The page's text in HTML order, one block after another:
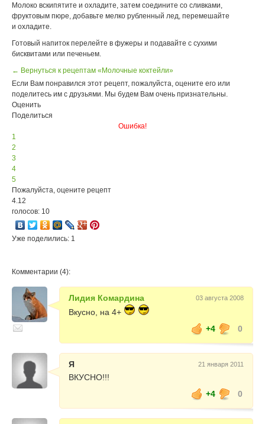
Молоко вскипятите и охладите, затем соедините со сливками,
фруктовым пюре, добавьте мелко рубленный лед, перемешайте
и охладите.
Готовый напиток перелейте в фужеры и подавайте с сухими
бисквитами или печеньем.
← Вернуться к рецептам «Молочные коктейли»
Если Вам понравился этот рецепт, пожалуйста, оцените его или
поделитесь им с друзьями. Мы будем Вам очень признательны.
Оценить
Поделиться
Ошибка!
1
2
3
4
5
Пожалуйста, оцените рецепт
4.12
голосов: 10
Уже поделились: 1
Комментарии (4):
Лидия Комардина 03 августа 2008
Вкусно, на 4+
+4
0
Я 21 января 2011
ВКУСНО!!!
+4
0